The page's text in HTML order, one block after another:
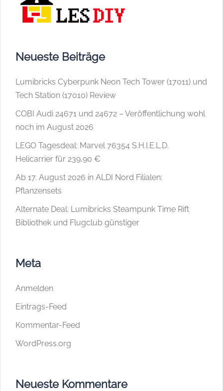
Neueste Beiträge
Lumibricks Cyberpunk Neon Tech Tower (17011) und
Tech Station (17010) Review
COBI Audi 24671 und 24672 – Veröffentlichung wohl
noch im August 2026
LEGO Tagesdeal: Marvel 76354 S.H.I.E.L.D.
Helicarrier für 239,90 €
Ab 17. August 2026 in ALDI Nord Filialen:
Pflanzensets
Alternate Deal: Lumibricks Steampunk Time Rift
Bibliothek und Flugclub günstiger
Meta
Anmelden
Eintrags-Feed
Kommentar-Feed
WordPress.org
Neueste Kommentare